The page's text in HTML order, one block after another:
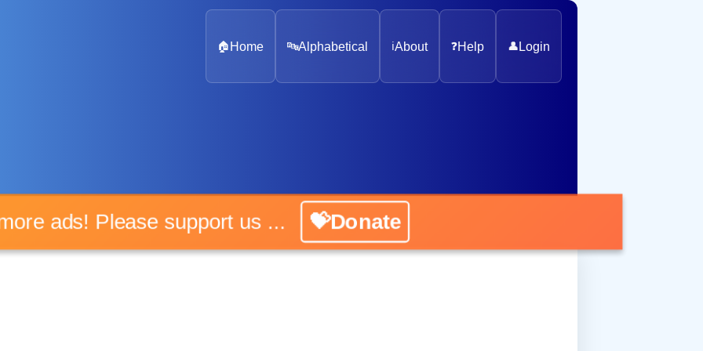
🏠 Home 🔤Alphabetical ℹ️About ❓Help 👤 Login
ads! Please support us ... 💝Donate